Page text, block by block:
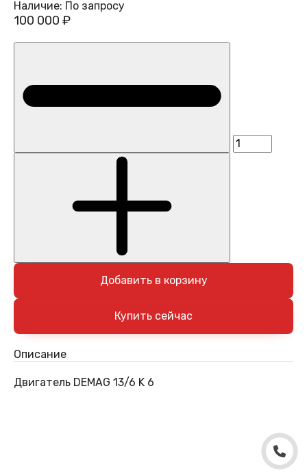
Наличие: По запросу
100 000 ₽
Добавить в корзину
Описание
Двигатель DEMAG 13/6 K 6